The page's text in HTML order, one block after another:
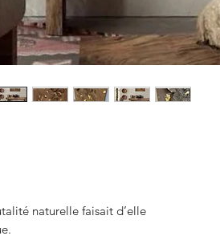
naturelle faisait d’elle